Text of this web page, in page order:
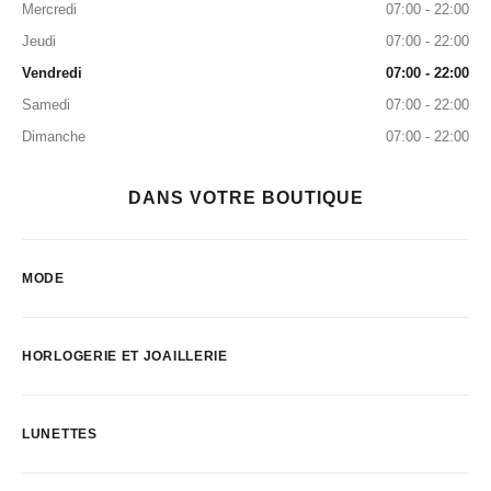
Mercredi
07:00 - 22:00
Jeudi
07:00 - 22:00
Vendredi
07:00 - 22:00
Samedi
07:00 - 22:00
Dimanche
07:00 - 22:00
DANS VOTRE BOUTIQUE
MODE
HORLOGERIE ET JOAILLERIE
LUNETTES